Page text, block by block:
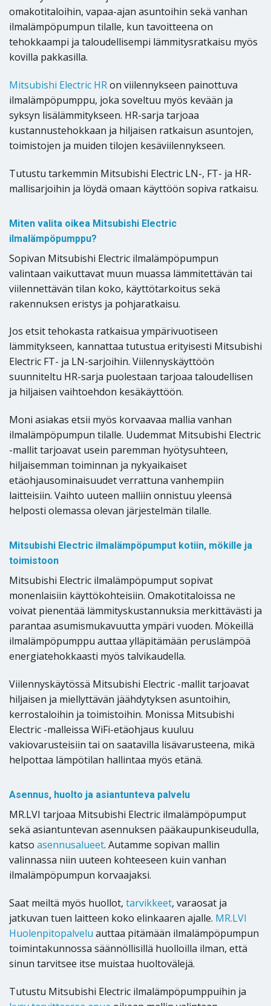
omakotitaloihin, vapaa-ajan asuntoihin sekä vanhan
ilmalämpöpumpun tilalle, kun tavoitteena on
tehokkaampi ja taloudellisempi lämmitysratkaisu myös
kovilla pakkasilla.
Mitsubishi Electric HRon viilennykseen painottuva
ilmalämpöpumppu, joka soveltuu myös kevään ja
syksyn lisälämmitykseen. HR-sarja tarjoaa
kustannustehokkaan ja hiljaisen ratkaisun asuntojen,
toimistojen ja muiden tilojen kesäviilennykseen.
Tutustu tarkemmin Mitsubishi Electric LN-, FT- ja HR-
mallisarjoihin ja löydä omaan käyttöön sopiva ratkaisu.
Miten valita oikea Mitsubishi Electric
ilmalämpöpumppu?
Sopivan Mitsubishi Electric ilmalämpöpumpun
valintaan vaikuttavat muun muassa lämmitettävän tai
viilennettävän tilan koko, käyttötarkoitus sekä
rakennuksen eristys ja pohjaratkaisu.
Jos etsit tehokasta ratkaisua ympärivuotiseen
lämmitykseen, kannattaa tutustua erityisesti Mitsubishi
Electric FT- ja LN-sarjoihin. Viilennyskäyttöön
suunniteltu HR-sarja puolestaan tarjoaa taloudellisen
ja hiljaisen vaihtoehdon kesäkäyttöön.
Moni asiakas etsii myös korvaavaa mallia vanhan
ilmalämpöpumpun tilalle. Uudemmat Mitsubishi Electric
-mallit tarjoavat usein paremman hyötysuhteen,
hiljaisemman toiminnan ja nykyaikaiset
etäohjausominaisuudet verrattuna vanhempiin
laitteisiin. Vaihto uuteen malliin onnistuu yleensä
helposti olemassa olevan järjestelmän tilalle.
Mitsubishi Electric ilmalämpöpumput kotiin, mökille ja
toimistoon
Mitsubishi Electric ilmalämpöpumput sopivat
monenlaisiin käyttökohteisiin. Omakotitaloissa ne
voivat pienentää lämmityskustannuksia merkittävästi ja
parantaa asumismukavuutta ympäri vuoden. Mökeillä
ilmalämpöpumppu auttaa ylläpitämään peruslämpöä
energiatehokkaasti myös talvikaudella.
Viilennyskäytössä Mitsubishi Electric -mallit tarjoavat
hiljaisen ja miellyttävän jäähdytyksen asuntoihin,
kerrostaloihin ja toimistoihin. Monissa Mitsubishi
Electric -malleissa WiFi-etäohjaus kuuluu
vakiovarusteisiin tai on saatavilla lisävarusteena, mikä
helpottaa lämpötilan hallintaa myös etänä.
Asennus, huolto ja asiantunteva palvelu
MR.LVI tarjoaa Mitsubishi Electric ilmalämpöpumput
sekä asiantuntevan asennuksen pääkaupunkiseudulla,
katso asennusalueet. Autamme sopivan mallin
valinnassa niin uuteen kohteeseen kuin vanhan
ilmalämpöpumpun korvaajaksi.
Saat meiltä myös huollot, tarvikkeet, varaosat ja
jatkuvan tuen laitteen koko elinkaaren ajalle. MR.LVI
Huolenpitopalvelu auttaa pitämään ilmalämpöpumpun
toimintakunnossa säännöllisillä huolloilla ilman, että
sinun tarvitsee itse muistaa huoltovälejä.
Tutustu Mitsubishi Electric ilmalämpöpumppuihin ja